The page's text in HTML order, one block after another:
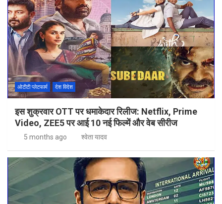
ओटीटी प्लेटफार्म देश विदेश
इस शुक्रवार OTT पर धमाकेदार रिलीज: Netflix, Prime
Video, ZEE5 पर आई 10 नई फिल्में और वेब सीरीज
5 months ago श्वेता यादव